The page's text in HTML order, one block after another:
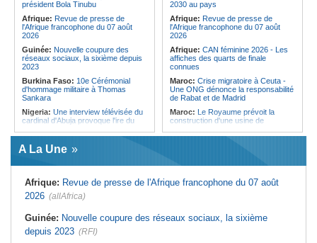
destination de l'Italie
frappé par une violente attaque des
Forces du Puntland
président Bola Tinubu
Afrique: Revue de presse de
l'Afrique francophone du 07 août
2026
Guinée: Nouvelle coupure des
réseaux sociaux, la sixième depuis
2023
Burkina Faso: 10e Cérémonial
d'hommage militaire à Thomas
Sankara
Nigeria: Une interview télévisée du
cardinal d'Abuja provoque l'ire du
Afrique de l'Ouest:
22 milliards de FCFA en obligations
l'UEMOA
Cote d'Ivoire:Le retour du tambour
parleur «Djidji Ayôkwé» prend une
dimension politique
Guinée:
Le président dissipe les
doutes concernant son état de
santé dans un message publié sur X
2030 au pays
Afrique: Revue de presse de
l'Afrique francophone du 07 août
2026
Afrique: CAN féminine 2026 - Les
affiches des quarts de finale
connues
Maroc: Crise migratoire à Ceuta -
Une ONG dénonce la responsabilité
de Rabat et de Madrid
Maroc: Le Royaume prévoit la
construction d'une usine de
déchets à Casablanca
agents de sécurité, selon des
associations
Maroc:Au-délà du communiqué -
A La Une
Afrique: Revue de presse de l'Afrique francophone du 07 août
2026 (allAfrica)
Guinée: Nouvelle coupure des réseaux sociaux, la sixième
depuis 2023 (RFI)